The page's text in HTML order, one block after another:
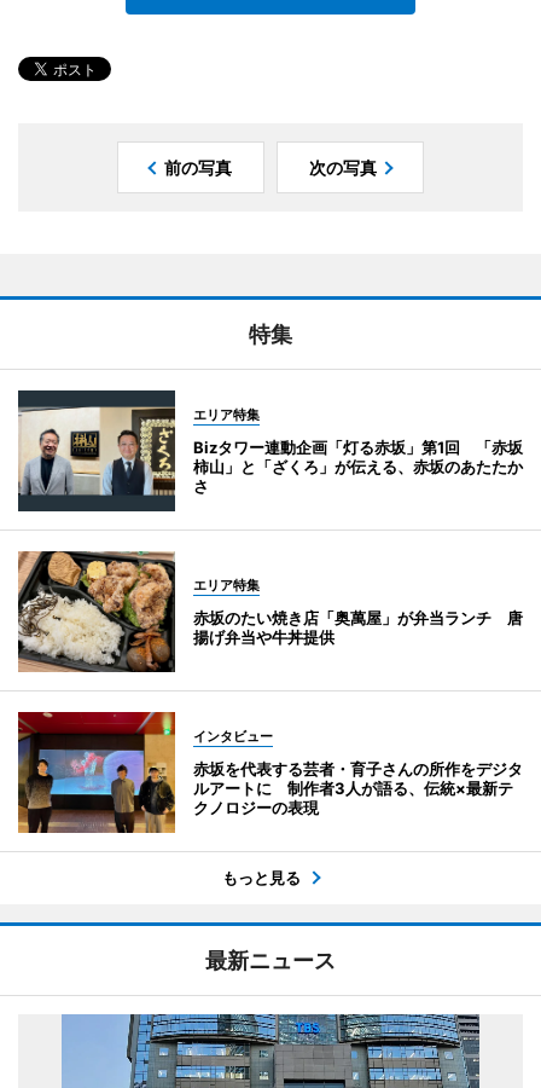
前の写真 次の写真
特集
エリア特集
Bizタワー連動企画「灯る赤坂」第1回 「赤坂
柿山」と「ざくろ」が伝える、赤坂のあたたか
さ
エリア特集
赤坂のたい焼き店「奥萬屋」が弁当ランチ 唐
揚げ弁当や牛丼提供
インタビュー
赤坂を代表する芸者・育子さんの所作をデジタ
ルアートに 制作者3人が語る、伝統×最新テ
クノロジーの表現
もっと見る
最新ニュース